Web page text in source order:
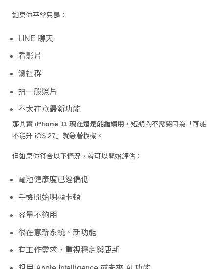
如果你平常只是：
LINE 聊天
看影片
滑社群
拍一般照片
不太在意最新功能
那其實 iPhone 11 現在還是能繼續用 ，短期內不需要因為「可能
不能升 iOS 27」就急著換機。
但如果你符合以下情況，就可以開始評估：
電池健康度已經偏低
手機開始明顯卡頓
容量不夠用
很在意新系統、新功能
有工作需求，重視穩定與更新